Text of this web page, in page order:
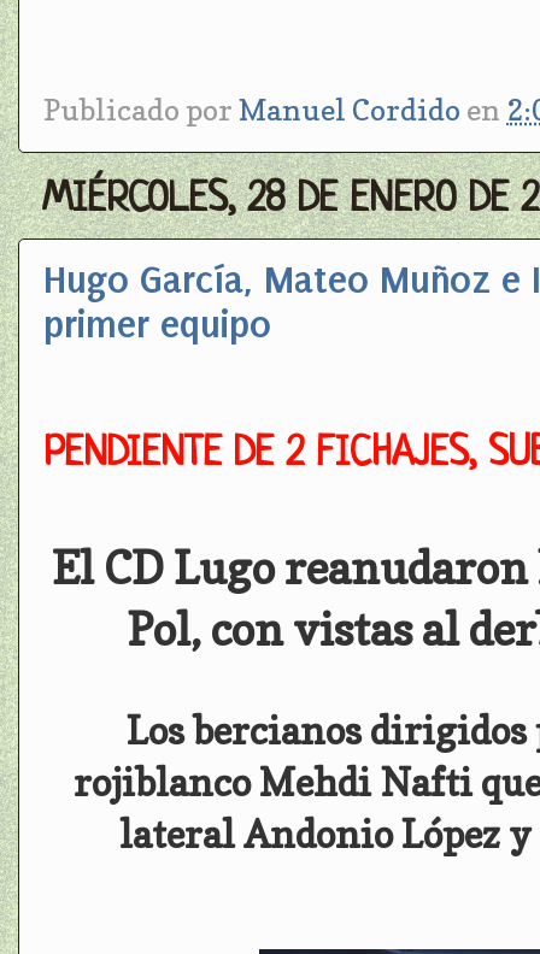
Publicado por Manuel Cordido en
MIÉRCOLES, 28 DE ENERO DE
Hugo García, Mateo Muñoz
primer equipo
PENDIENTE DE 2 FICHAJES,
El CD Lugo
Pol, con vistas al
Los bercianos
rojiblanco Mehdi Nafti
lateral Andonio López